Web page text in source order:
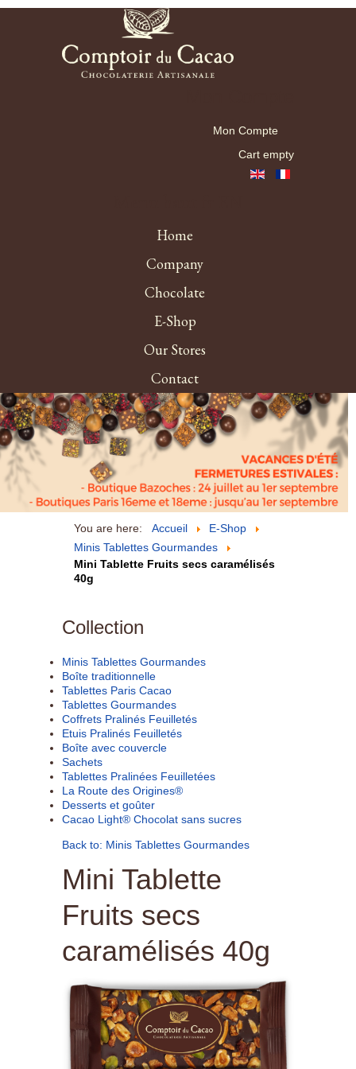
Mon Compte
Cart empty
Home
Company
Chocolate
E-Shop
Our Stores
Contact
You are here: Accueil
E-Shop
Minis Tablettes Gourmandes
Mini Tablette Fruits secs caramélisés
40g
Collection
Minis Tablettes Gourmandes
Boîte traditionnelle
Tablettes Paris Cacao
Tablettes Gourmandes
Coffrets Pralinés Feuilletés
Etuis Pralinés Feuilletés
Boîte avec couvercle
Sachets
Tablettes Pralinées Feuilletées
La Route des Origines®
Desserts et goûter
Cacao Light® Chocolat sans sucres
Back to: Minis Tablettes Gourmandes
Mini Tablette
Fruits secs
caramélisés 40g